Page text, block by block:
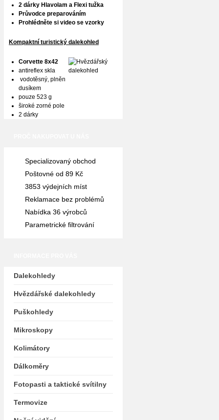
2 dárky Hlavolam a Flexi tužka
Průvodce preparováním
Prohlédněte si video se vzorky
Kompaktní turistický dalekohled
Corvette 8x42
antireflex skla
vodotěsný, plněn
dusíkem
pouze 523 g
široké zorné pole
2 dárky
Specializovaný obchod
Poštovné od 89 Kč
3853 výdejních míst
Reklamace bez problémů
Nabídka 36 výrobců
Parametrické filtrování
Dalekohledy
Hvězdářské dalekohledy
Puškohledy
Mikroskopy
Kolimátory
Dálkoměry
Fotopasti a taktické svítilny
Termovize